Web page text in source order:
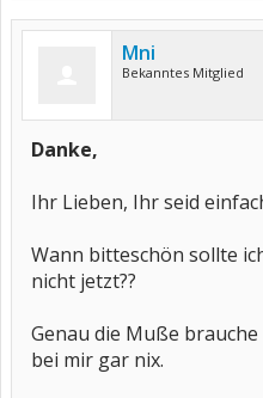
Mni
Bekanntes Mitglied
Danke,
Ihr Lieben, Ihr seid
Wann bitteschön sollte
nicht jetzt??
Genau die Muße
bei mir gar nix.